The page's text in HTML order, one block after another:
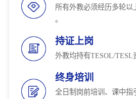
所有外教必须经历多轮以
。
持证上岗
外教均持有TESOL/TESL
终身培训
全日制岗前培训、课中指